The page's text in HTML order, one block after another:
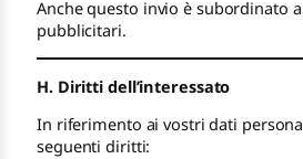
Anche questo invio è subordinato
pubblicitari.
H. Diritti dell’interessato
In riferimento ai vostri dati
seguenti diritti: